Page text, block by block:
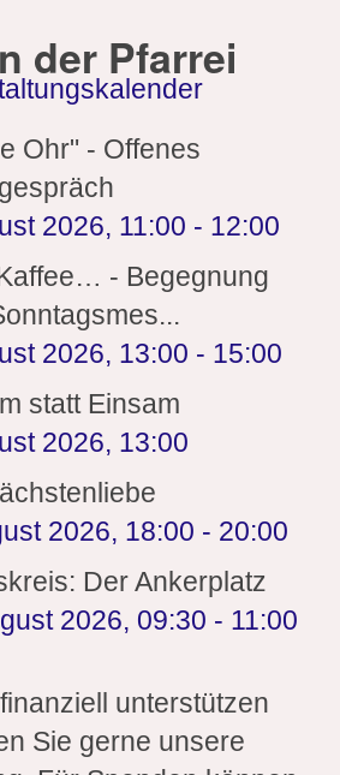
der Pfarrei
Ohr" - Offenes
2026, 11:00 - 12:00
- Begegnung
2026, 13:00 - 15:00
statt Einsam
2026, 13:00
2026, 18:00 - 20:00
Der Ankerplatz
2026, 09:30 - 11:00
unterstützen
Sie gerne unsere